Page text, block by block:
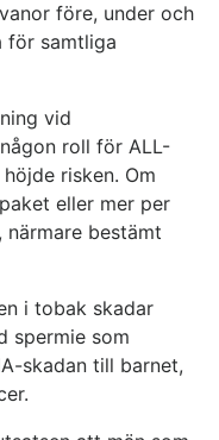
före, under och
för samtliga
vid
roll för ALL-
risken. Om
eller mer per
närmare bestämt
i tobak skadar
spermie som
skadan till barnet,